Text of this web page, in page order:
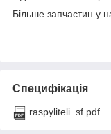
Більше запчастин у
Специфікація
raspyliteli_sf.pdf